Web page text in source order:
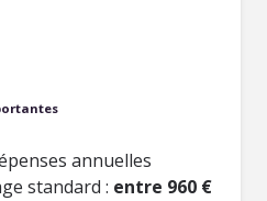
annuelles
standard : entre 960 €